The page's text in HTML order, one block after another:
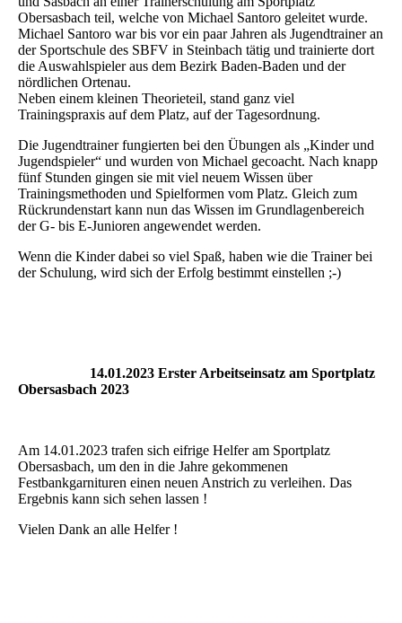
Obersasbach teil, welche von Michael Santoro geleitet wurde.
Michael Santoro war bis vor ein paar Jahren als Jugendtrainer an
der Sportschule des SBFV in Steinbach tätig und trainierte dort
die Auswahlspieler aus dem Bezirk Baden-Baden und der
nördlichen Ortenau.
Neben einem kleinen Theorieteil, stand ganz viel
Trainingspraxis auf dem Platz, auf der Tagesordnung.
Die Jugendtrainer fungierten bei den Übungen als „Kinder und
Jugendspieler“ und wurden von Michael gecoacht. Nach knapp
fünf Stunden gingen sie mit viel neuem Wissen über
Trainingsmethoden und Spielformen vom Platz. Gleich zum
Rückrundenstart kann nun das Wissen im Grundlagenbereich
der G- bis E-Junioren angewendet werden.
Wenn die Kinder dabei so viel Spaß, haben wie die Trainer bei
der Schulung, wird sich der Erfolg bestimmt einstellen ;-)
14.01.2023 Erster Arbeitseinsatz am Sportplatz
Obersasbach 2023
Am 14.01.2023 trafen sich eifrige Helfer am Sportplatz
Obersasbach, um den in die Jahre gekommenen
Festbankgarnituren einen neuen Anstrich zu verleihen. Das
Ergebnis kann sich sehen lassen !
Vielen Dank an alle Helfer !